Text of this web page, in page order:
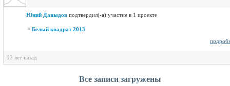
Юний Давыдов подтвердил(-а) участие в 1 проекте
Белый квадрат 2013
13 лет назад
Все записи загружены